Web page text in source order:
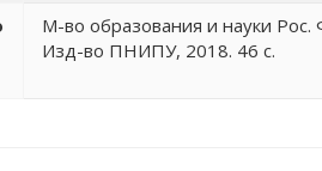
М-во образования и науки
Изд-во ПНИПУ, 2018. 46 с.